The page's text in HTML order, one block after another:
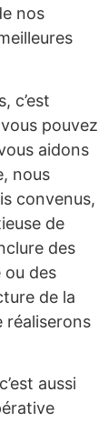
nos
c’est
pouvez
aidons
nous
convenus,
de
des
ou des
de la
réaliserons
aussi